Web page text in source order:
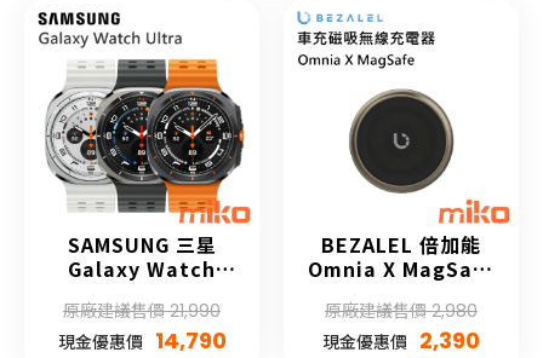
SAMSUNG 三星
Galaxy Watch
原廠建議售價 21,990
現金優惠價 14,790
BEZALEL 倍加能
Omnia X MagSafe
原廠建議售價 2,980
現金優惠價 2,390